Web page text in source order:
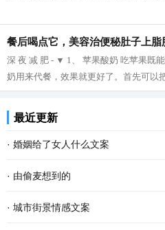
餐后喝点它，美容治便秘肚子上脂
深 夜 减 肥 - ▼ 1、 苹果酸奶 吃苹果既
奶用来代餐，效果就更好了。首先可以
后再把榨好的苹果汁与酸奶拌在一起...
最近更新
· 婚姻给了女人什么文案
· 由偷麦想到的
· 城市街景情感文案